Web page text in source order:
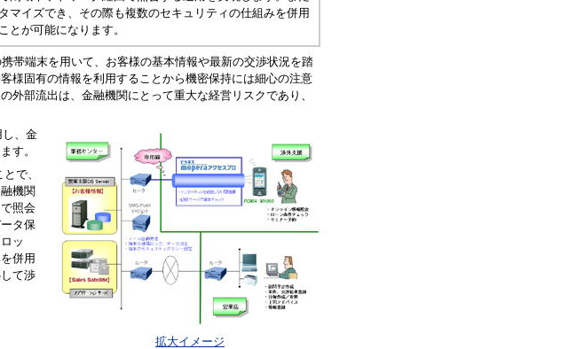
イズでき、その際も複数のセキュリティの仕組みを併用
とが可能になります。
帯端末を用いて、お客様の基本情報や最新の交渉状況を踏
様固有の情報を利用することから機密保持には細心の注意
外部流出は、金融機関にとって重大な経営リスクであり、
拡大イメージ
し、金
す。
で、
機関
照会
タ保
ッ
併用
て渉